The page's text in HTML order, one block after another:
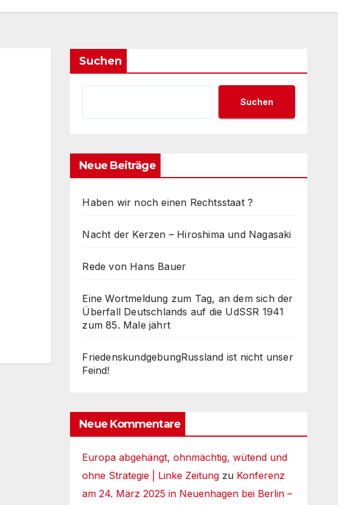
Suchen
Suchen
Neue Beiträge
Haben wir noch einen Rechtsstaat ?
Nacht der Kerzen – Hiroshima und Nagasaki
Rede von Hans Bauer
Eine Wortmeldung zum Tag, an dem sich der
Überfall Deutschlands auf die UdSSR 1941
zum 85. Male jährt
FriedenskundgebungRussland ist nicht unser
Feind!
Neue Kommentare
Europa abgehängt, ohnmächtig, wütend und
ohne Strategie | Linke Zeitung zu Konferenz
am 24. März 2025 in Neuenhagen bei Berlin –